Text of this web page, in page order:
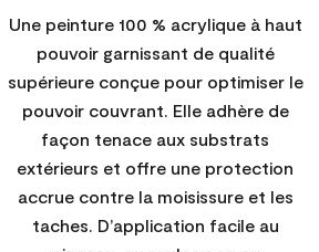
Une peinture 100 % acrylique à haut
pouvoir garnissant de qualité
supérieure conçue pour optimiser le
pouvoir couvrant. Elle adhère de
façon tenace aux substrats
extérieurs et offre une protection
accrue contre la moisissure et les
taches. D’application facile au